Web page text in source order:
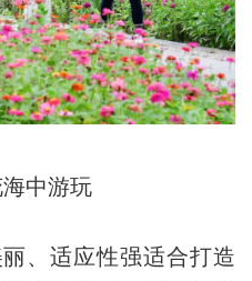
中游玩
适应性强适合打造